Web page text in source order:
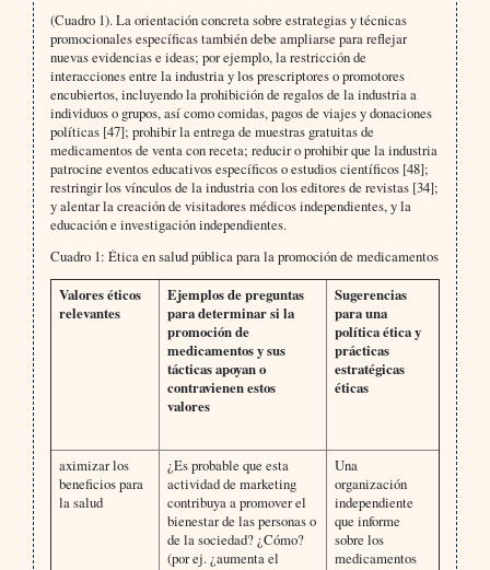
(Cuadro 1). La orientación concreta sobre estrategias y técnicas
promocionales específicas también debe ampliarse para reflejar
nuevas evidencias e ideas; por ejemplo, la restricción de
interacciones entre la industria y los prescriptores o promotores
encubiertos, incluyendo la prohibición de regalos de la industria a
individuos o grupos, así como comidas, pagos de viajes y donaciones
políticas [47]; prohibir la entrega de muestras gratuitas de
medicamentos de venta con receta; reducir o prohibir que la industria
patrocine eventos educativos específicos o estudios científicos [48];
restringir los vínculos de la industria con los editores de revistas [34];
y alentar la creación de visitadores médicos independientes, y la
educación e investigación independientes.
Cuadro 1: Ética en salud pública para la promoción de medicamentos
Valores éticos
relevantes
Ejemplos de preguntas
para determinar si la
promoción de
medicamentos y sus
tácticas apoyan o
contravienen estos
valores
Sugerencias
para una
política ética y
prácticas
estratégicas
éticas
aximizar los
beneficios para
la salud
¿Es probable que esta
actividad de marketing
contribuya a promover el
bienestar de las personas o
de la sociedad? ¿Cómo?
(por ej. ¿aumenta el
Una
organización
independiente
que informe
sobre los
medicamentos